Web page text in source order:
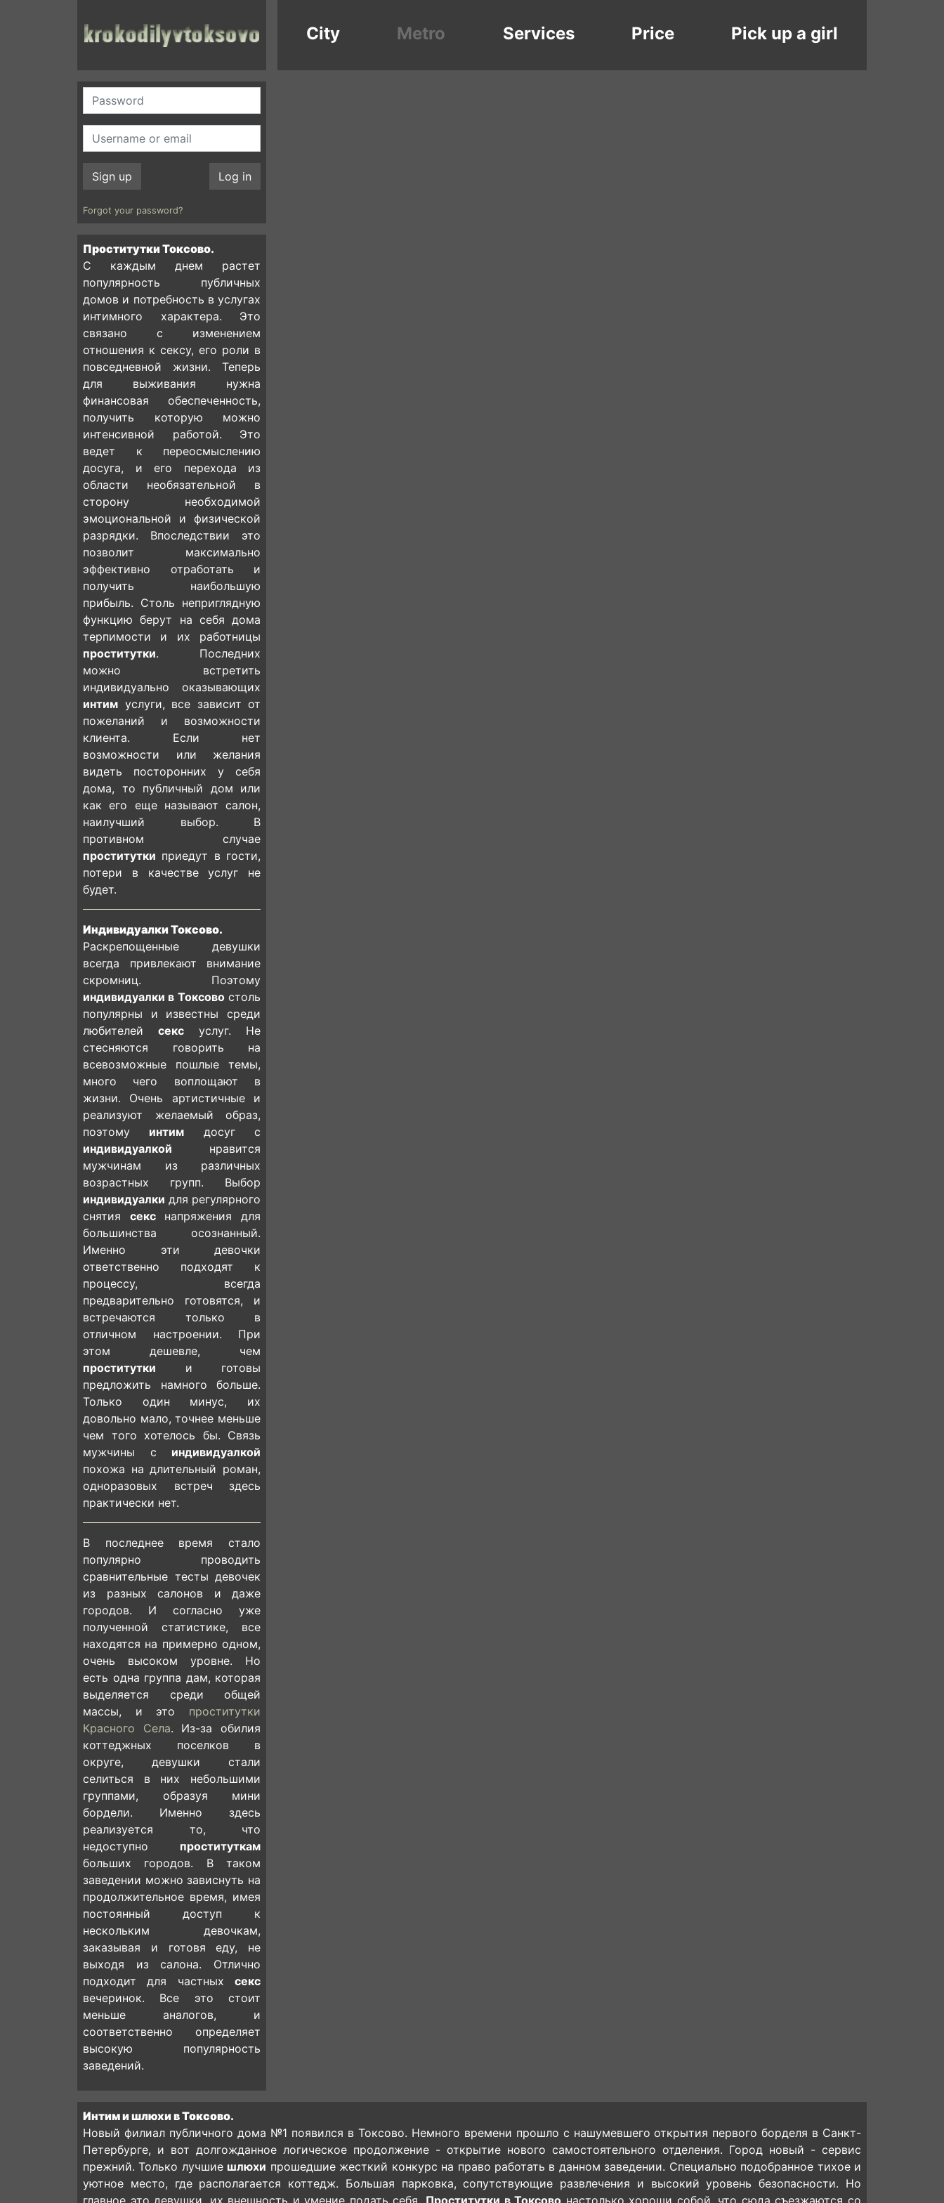
City Metro Services Price Pick up a girl
Sign up Log in
Forgot your password?
Проститутки Токсово.
С каждым днем растет
популярность публичных
домов и потребность в услугах
интимного характера. Это
связано с изменением
отношения к сексу, его роли в
повседневной жизни. Теперь
для выживания нужна
финансовая обеспеченность,
получить которую можно
интенсивной работой. Это
ведет к переосмыслению
досуга, и его перехода из
области необязательной в
сторону необходимой
эмоциональной и физической
разрядки. Впоследствии это
позволит максимально
эффективно отработать и
получить наибольшую
прибыль. Столь неприглядную
функцию берут на себя дома
терпимости и их работницы
проститутки. Последних
можно встретить
индивидуально оказывающих
интим услуги, все зависит от
пожеланий и возможности
клиента. Если нет
возможности или желания
видеть посторонних у себя
дома, то публичный дом или
как его еще называют салон,
наилучший выбор. В
противном случае
проститутки приедут в гости,
потери в качестве услуг не
будет.
Индивидуалки Токсово.
Раскрепощенные девушки
всегда привлекают внимание
скромниц. Поэтому
индивидуалки в Токсовостоль
популярны и известны среди
любителей секс услуг. Не
стесняются говорить на
всевозможные пошлые темы,
много чего воплощают в
жизни. Очень артистичные и
реализуют желаемый образ,
поэтому интим досуг с
индивидуалкой нравится
мужчинам из различных
возрастных групп. Выбор
индивидуалки для регулярного
снятия секснапряжения для
большинства осознанный.
Именно эти девочки
ответственно подходят к
процессу, всегда
предварительно готовятся, и
встречаются только в
отличном настроении. При
этом дешевле, чем
проститутки и готовы
предложить намного больше.
Только один минус, их
довольно мало, точнее меньше
чем того хотелось бы. Связь
мужчины с индивидуалкой
похожа на длительный роман,
одноразовых встреч здесь
практически нет.
В последнее время стало
популярно проводить
сравнительные тесты девочек
из разных салонов и даже
городов. И согласно уже
полученной статистике, все
находятся на примерно одном,
очень высоком уровне. Но
есть одна группа дам, которая
выделяется среди общей
массы, и это проститутки
Красного Села. Из-за обилия
коттеджных поселков в
округе, девушки стали
селиться в них небольшими
группами, образуя мини
бордели. Именно здесь
реализуется то, что
недоступно проституткам
больших городов. В таком
заведении можно зависнуть на
продолжительное время, имея
постоянный доступ к
нескольким девочкам,
заказывая и готовя еду, не
выходя из салона. Отлично
подходит для частных секс
вечеринок. Все это стоит
меньше аналогов, и
соответственно определяет
высокую популярность
заведений.
Интим и шлюхи в Токсово.
Новый филиал публичного дома №1 появился в Токсово. Немного времени прошло с нашумевшего открытия первого борделя в Санкт-
Петербурге, и вот долгожданное логическое продолжение - открытие нового самостоятельного отделения. Город новый - сервис
прежний. Только лучшие шлюхи прошедшие жесткий конкурс на право работать в данном заведении. Специально подобранное тихое и
уютное место, где располагается коттедж. Большая парковка, сопутствующие развлечения и высокий уровень безопасности. Но
главное это девушки, их внешность и умение подать себя. Проститутки в Токсово настолько хороши собой, что сюда съезжаются со